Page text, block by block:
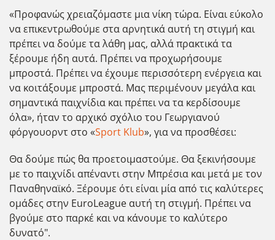
«Προφανώς χρειαζόμαστε μια νίκη τώρα. Είναι εύκολο
να επικεντρωθούμε στα αρνητικά αυτή τη στιγμή και
πρέπει να δούμε τα λάθη μας, αλλά πρακτικά τα
ξέρουμε ήδη αυτά. Πρέπει να προχωρήσουμε
μπροστά. Πρέπει να έχουμε περισσότερη ενέργεια και
να κοιτάξουμε μπροστά. Μας περιμένουν μεγάλα και
σημαντικά παιχνίδια και πρέπει να τα κερδίσουμε
όλα», ήταν το αρχικό σχόλιο του Γεωργιανού
φόργουορντ στο «Sport Klub», για να προσθέσει:
Θα δούμε πώς θα προετοιμαστούμε. Θα ξεκινήσουμε
με το παιχνίδι απέναντι στην Μπρέσια και μετά με τον
Παναθηναϊκό. Ξέρουμε ότι είναι μία από τις καλύτερες
ομάδες στην EuroLeague αυτή τη στιγμή. Πρέπει να
βγούμε στο παρκέ και να κάνουμε το καλύτερο
δυνατό".